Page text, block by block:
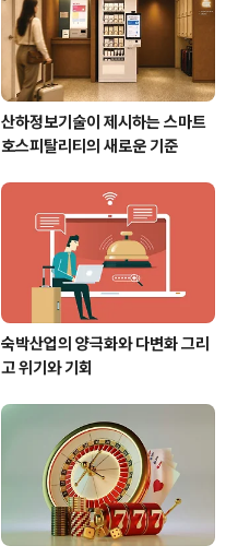
산하정보기술이 제시하는 스마트
호스피탈리티의 새로운 기준
숙박산업의 양극화와 다변화 그리
고 위기와 기회